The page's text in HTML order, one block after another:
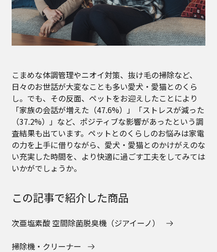
こまめな体調管理やニオイ対策、抜け毛の掃除など、
日々のお世話が大変なことも多い愛犬・愛猫とのくら
し。でも、その反面、ペットをお迎えしたことにより
「家族の会話が増えた（47.6%）」「ストレスが減った
（37.2%）」など、ポジティブな影響があったという調
査結果も出ています。ペットとのくらしのお悩みは家電
の力を上手に借りながら、愛犬・愛猫とのかけがえのな
い充実した時間を、より快適に過ごす工夫をしてみては
いかがでしょうか。
この記事で紹介した商品
次亜塩素酸 空間除菌脱臭機（ジアイーノ）
掃除機・クリーナー